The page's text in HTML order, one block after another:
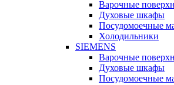
Варочные
Духовые шкафы
Посудомоечные
Холодильники
SIEMENS
Варочные
Духовые шкафы
Посудомоечные